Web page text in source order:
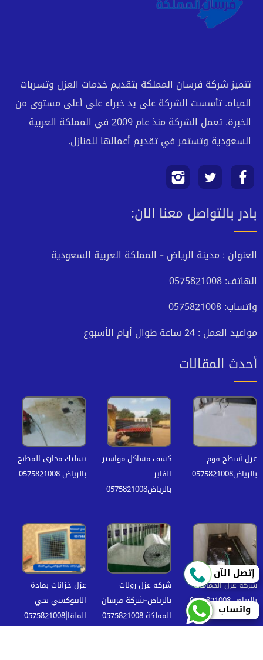
تتميز شركة فرسان المملكة بتقديم خدمات العزل وتسربات
المياه. تأسست الشركة على يد خبراء على أعلى مستوى من
الخبرة. تعمل الشركة منذ عام 2009 في المملكة العربية
السعودية وتستمر في تقديم أعمالها للمنازل.
بادر بالتواصل معنا الان:
العنوان : مدينة الرياض - المملكة العربية السعودية
الهاتف: 0575821008
واتساب: 0575821008
مواعيد العمل : 24 ساعة طوال أيام الأسبوع
أحدث المقالات
عزل أسطح فوم
بالرياض0575821008
كشف مشاكل مواسير
الفاير
بالرياض0575821008
تسليك مجاري المطبخ
بالرياض 0575821008
شركة عزل الحمامات
بالرياض 0575821008
شركة عزل رولات
بالرياض-شركة فرسان
المملكة 0575821008
عزل خزانات بمادة
الايبوكسي بحي
الملقا|0575821008
إتصل الآن
واتساب